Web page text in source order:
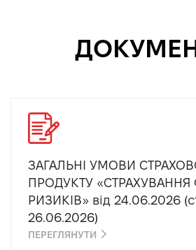
ЗАГАЛЬНІ УМОВИ
ПРОДУКТУ
РИЗИКІВ» від 24.06.2026
26.06.2026)
ПЕРЕГЛЯНУТИ